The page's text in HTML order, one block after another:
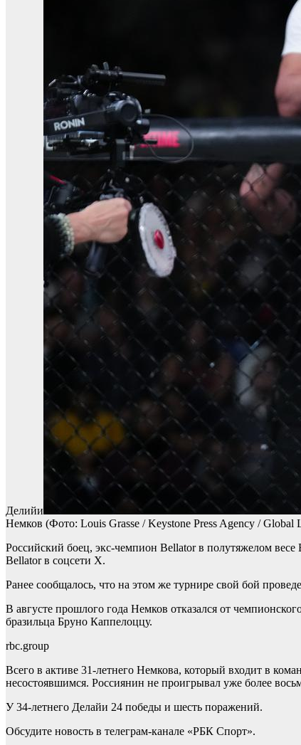
Делийи
Немков (Фото: Louis Grasse / Keystone Press Agency / Global
Российский боец, экс-чемпион Bellator в полутяжелом
Bellator в соцсети X.
Ранее сообщалось, что на этом же турнире свой бой
В августе прошлого года Немков отказался от
бразильца Бруно Каппелоццу.
rbc.group
Всего в активе 31-летнего Немкова, который входит в
несостоявшимся. Россиянин не проигрывал уже более
У 34-летнего Делайи 24 победы и шесть поражений.
Обсудите новость в телеграм-канале «РБК Спорт».